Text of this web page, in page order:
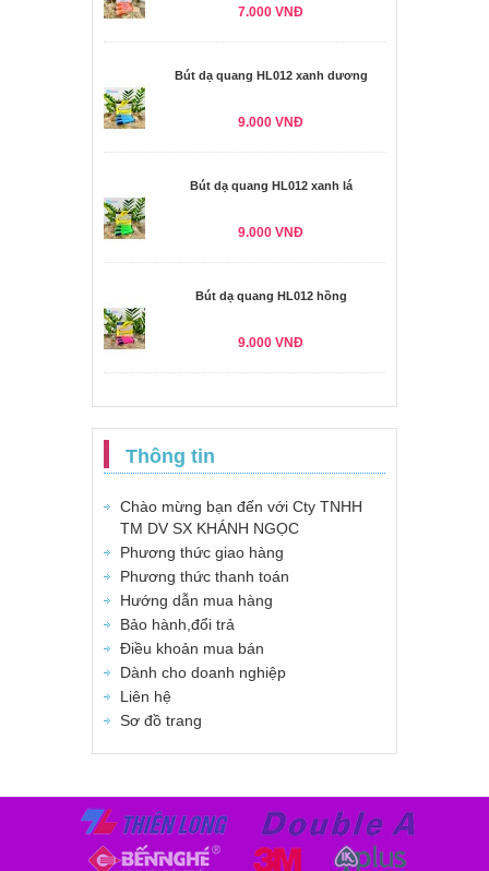
7.000 VNĐ
Bút dạ quang HL012 xanh dương
9.000 VNĐ
Bút dạ quang HL012 xanh lá
9.000 VNĐ
Bút dạ quang HL012 hồng
9.000 VNĐ
Thông tin
Chào mừng bạn đến với Cty TNHH
TM DV SX KHÁNH NGỌC
Phương thức giao hàng
Phương thức thanh toán
Hướng dẫn mua hàng
Bảo hành,đổi trả
Điều khoản mua bán
Dành cho doanh nghiệp
Liên hệ
Sơ đồ trang